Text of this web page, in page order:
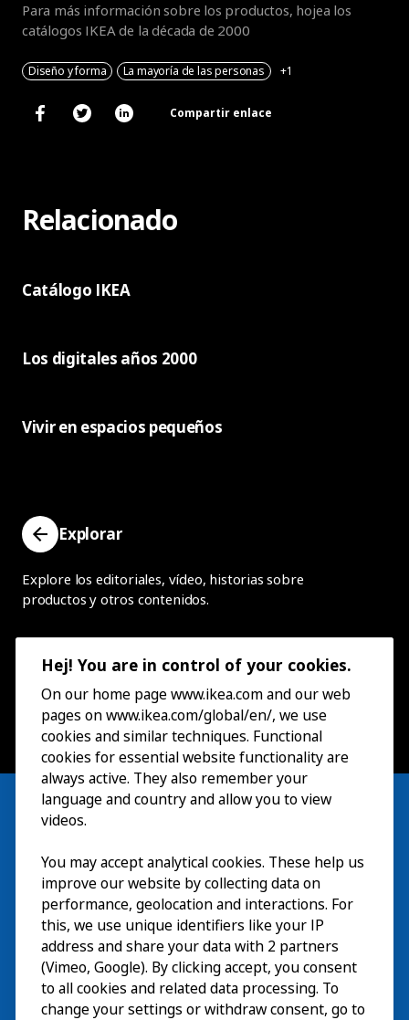
Para más información sobre los productos, hojea los
catálogos IKEA de la década de 2000
Compartir enlace
Diseño y forma La mayoría de las personas +1
Relacionado
Catálogo IKEA
Los digitales años 2000
Vivir en espacios pequeños
Explorar
Explore los editoriales, vídeo, historias sobre
productos y otros contenidos.
Visita
Explorar
ActividadesEN
Acerca deEN
Hej! You are in control of your cookies.
On our home page www.ikea.com and our web
pages on www.ikea.com/global/en/, we use
cookies and similar techniques. Functional
cookies for essential website functionality are
always active. They also remember your
language and country and allow you to view
videos.
You may accept analytical cookies. These help us
improve our website by collecting data on
performance, geolocation and interactions. For
this, we use unique identifiers like your IP
address and share your data with 2 partners
(Vimeo, Google). By clicking accept, you consent
to all cookies and related data processing. To
change your settings or withdraw consent, go to